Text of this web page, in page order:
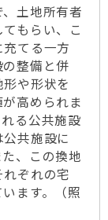
土地所有者
もらい、こ
てる一方
整備と併
や形状を
高められま
る公共施設
共施設に
、この換地
ぞれの宅
ます。（照